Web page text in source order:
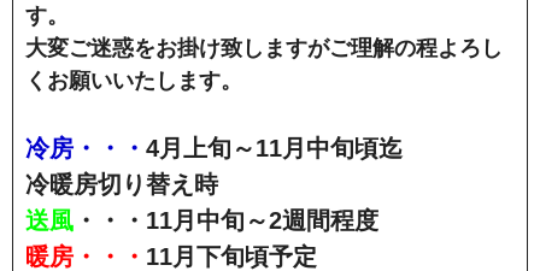
す。
大変ご迷惑をお掛け致しますがご理解の程よろし
くお願いいたします。
冷房・・・ 4月上旬～11月中旬頃迄
冷暖房切り替え時
送風 ・・・11月中旬～2週間程度
暖房・・・ 11月下旬頃予定